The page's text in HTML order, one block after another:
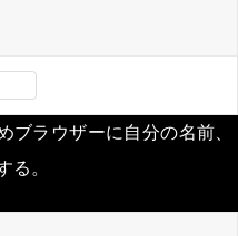
ブラウザーに自分の名前、
る。